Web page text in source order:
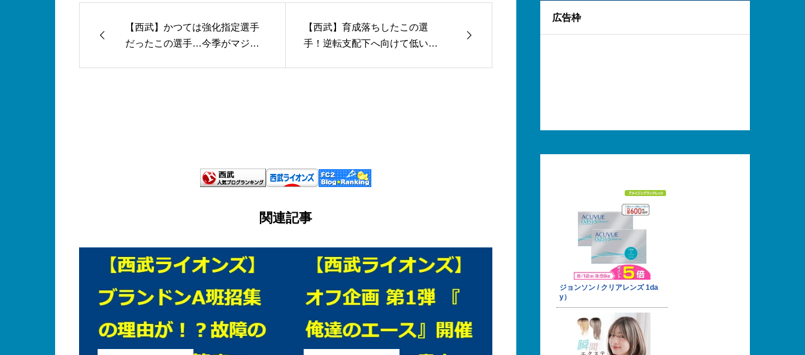
【西武】かつては強化指定選手
だったこの選手…今季がマジの
【西武】育成落ちしたこの選
手！逆転支配下へ向けて低い打
関連記事
広告枠